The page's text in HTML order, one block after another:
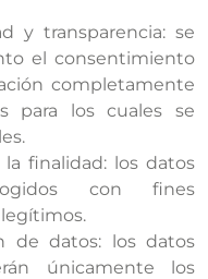
y transparencia: se
el consentimiento
completamente
para los cuales se
finalidad: los datos
con fines
de datos: los datos
únicamente los